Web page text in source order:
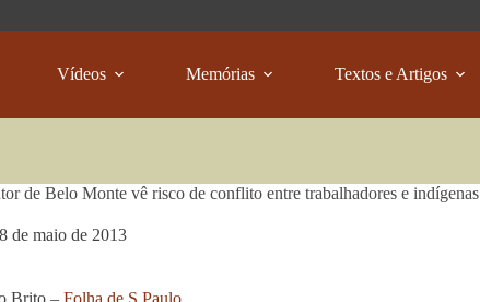
Vídeos Memórias Textos e Artigos
de Belo Monte vê risco de conflito entre trabalhadores e indígenas
de maio de 2013
Brito – Folha de S.Paulo